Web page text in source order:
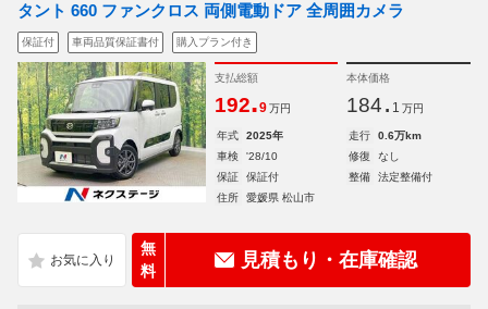
タント 660 ファンクロス 両側電動ドア 全周囲カメラ
保証付 車両品質保証書付 購入プラン付き
支払総額
192.9 万円
本体価格
184. 1 万円
年式 2025年 走行
0.6万km
車検
'28/10 修復
なし
保証
保証付 整備
法定整備付
住所
愛媛県 松山市
無
料
見積もり・在庫確認